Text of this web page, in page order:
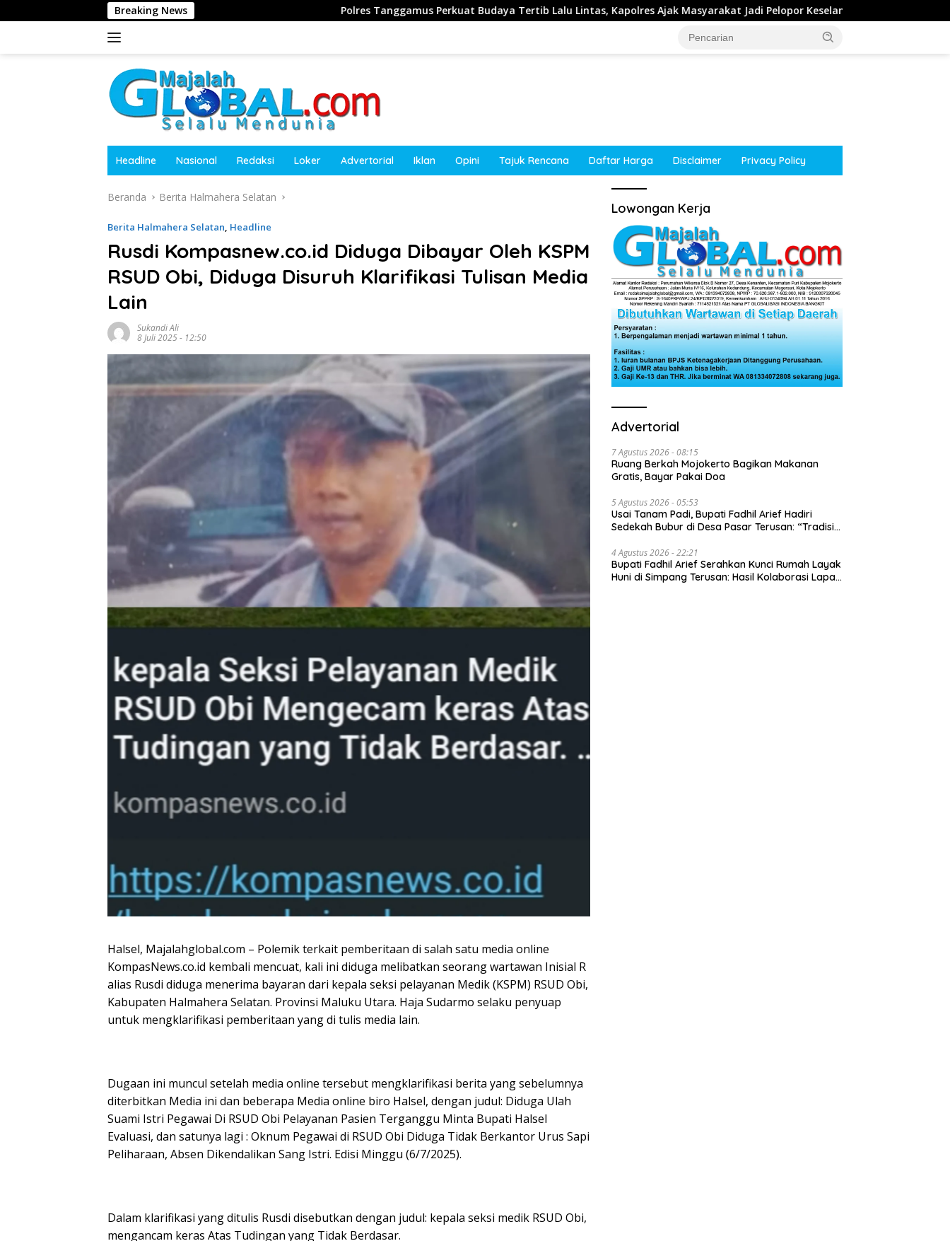
ke
Breaking News Polres Tanggamus Perkuat Budaya Tertib Lalu Lintas, Kapolres Ajak Masyarakat Jadi Pelopor Keselamatan Lewat Safety Riding dan Siger
Headline Nasional Redaksi Loker Advertorial Iklan Opini Tajuk Rencana Daftar Harga Disclaimer Privacy Policy
Beranda Berita Halmahera Selatan
Berita Halmahera Selatan, Headline
Rusdi Kompasnew.co.id Diduga Dibayar Oleh KSPM
RSUD Obi, Diduga Disuruh Klarifikasi Tulisan Media
Lain
Sukandi Ali
8 Juli 2025 - 12:50
Halsel, Majalahglobal.com – Polemik terkait pemberitaan di salah satu media online
KompasNews.co.id kembali mencuat, kali ini diduga melibatkan seorang wartawan Inisial R
alias Rusdi diduga menerima bayaran dari kepala seksi pelayanan Medik (KSPM) RSUD Obi,
Kabupaten Halmahera Selatan. Provinsi Maluku Utara. Haja Sudarmo selaku penyuap
untuk mengklarifikasi pemberitaan yang di tulis media lain.
Dugaan ini muncul setelah media online tersebut mengklarifikasi berita yang sebelumnya
diterbitkan Media ini dan beberapa Media online biro Halsel, dengan judul: Diduga Ulah
Suami Istri Pegawai Di RSUD Obi Pelayanan Pasien Terganggu Minta Bupati Halsel
Evaluasi, dan satunya lagi : Oknum Pegawai di RSUD Obi Diduga Tidak Berkantor Urus Sapi
Peliharaan, Absen Dikendalikan Sang Istri. Edisi Minggu (6/7/2025).
Dalam klarifikasi yang ditulis Rusdi disebutkan dengan judul: kepala seksi medik RSUD Obi,
mengancam keras Atas Tudingan yang Tidak Berdasar.
Lowongan Kerja
Advertorial
7 Agustus 2026 - 08:15
Ruang Berkah Mojokerto Bagikan Makanan
Gratis, Bayar Pakai Doa
5 Agustus 2026 - 05:53
Usai Tanam Padi, Bupati Fadhil Arief Hadiri
Sedekah Bubur di Desa Pasar Terusan: “Tradisi
4 Agustus 2026 - 22:21
Bupati Fadhil Arief Serahkan Kunci Rumah Layak
Huni di Simpang Terusan: Hasil Kolaborasi Lapas